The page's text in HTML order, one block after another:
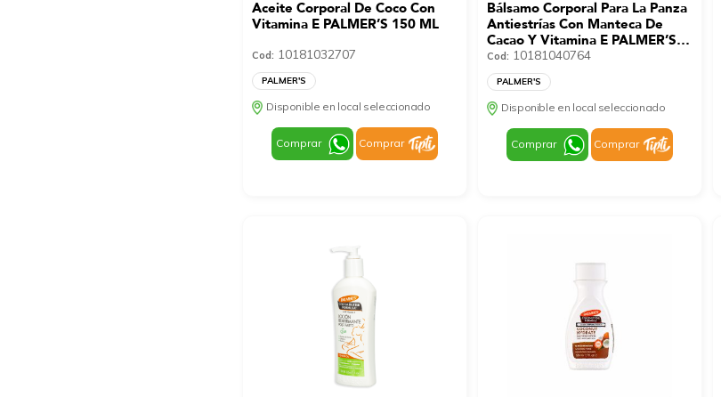
Aceite Corporal De Coco Con
Vitamina E PALMER’S 150 ML
Cod: 10181032707
PALMER'S
Disponible en local seleccionado
Comprar Comprar
Bálsamo Corporal Para La Panza
Antiestrías Con Manteca De
Cacao Y Vitamina E PALMER’S
125 G
Cod: 10181040764
PALMER'S
Disponible en local seleccionado
Comprar Comprar